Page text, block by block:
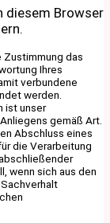
diesem Browser
Zustimmung das
Ihres
verbundene
werden.
ist unser
gemäß Art.
Abschluss eines
die Verarbeitung
wenn sich aus den